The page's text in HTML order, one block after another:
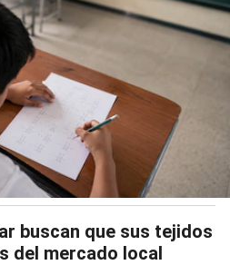
buscan que sus tejidos
del mercado local